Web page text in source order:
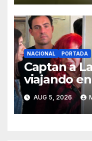
NACIONAL PORTADA
Captan a
viajando
rumbo a
AUG 5, 2026